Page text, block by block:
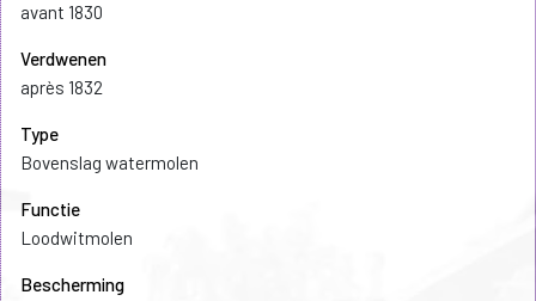
avant 1830
Verdwenen
après 1832
Type
Bovenslag watermolen
Functie
Loodwitmolen
Bescherming